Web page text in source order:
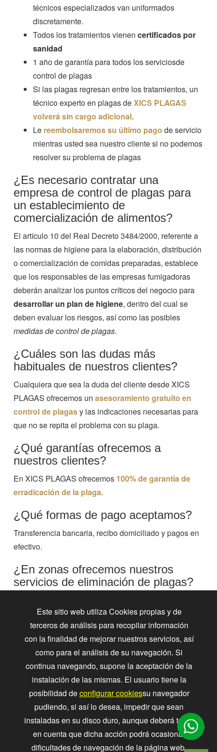
técnicos especializados van uniformados
discretamente.
Todos los tratamientos vienencertificados por
sanidad
1 año de garantía para todos los serviciosde
control de plagas
Si las plagas regresan entre los tratamientos, un
técnico experto en plagas deXICS PLAGAS
volverá sin cargo adicional.
Le reembolsaremos su último pago de servicio
mientras usted sea nuestro cliente si no podemos
resolver su problema de plagas
¿Es necesario contratar una
empresa de control de plagas para
un establecimiento de
comercialización de alimentos?
El artículo 10 del Real Decreto 3484/2000, referente a
las normas de higiene para la elaboración, distribución
o comercialización de comidas preparadas, establece
que los responsables de las empresas fumigadoras
deberán analizar los puntos críticos del negocio para
desarrollar un plan de higiene, dentro del cual se
deben evaluar los riesgos, así como las posibles
medidas de control de plagas.
¿Cuáles son las dudas más
habituales de nuestros clientes?
Cualquiera que sea la duda del cliente desde XICS
PLAGAS ofrecemos unasesoramiento gratuito en
control de plagasy las indicaciones necesarias para
que no se repita el problema con su plaga.
¿Qué garantías ofrecemos a
nuestros clientes?
En XICS PLAGAS ofrecemos 100% de garantía de
erradicación de la plaga.
¿Qué formas de pago aceptamos?
Transferencia bancaria, recibo domiciliado y pagos en
efectivo.
¿En zonas ofrecemos nuestros
servicios de eliminación de plagas?
erradicación de plagas en Barcelona y el Baix
Llobregat. También en zonas de alrededor, sobretodo
en zonas marítimas y vinícolas de la zona.
Dependiendo del tipo de plaga y su localización
podemos asesorar sobre el problema y realizar un
presupuesto gratis y sin compromiso.
Este sitio web utiliza Cookies propias y de
terceros de análisis para recopilar información
con la finalidad de mejorar nuestros servicios, así
como para el análisis de su navegación. Si
continua navegando, supone la aceptación de la
instalación de las mismas. El usuario tiene la
posibilidad deconfigurar cookiessu navegador
pudiendo, si así lo desea, impedir que sean
instaladas en su disco duro, aunque deberá tener
en cuenta que dicha acción podrá ocasionar
dificultades de navegación de la página web.